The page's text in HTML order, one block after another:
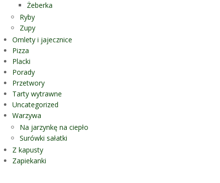
Żeberka
Ryby
Zupy
Omlety i jajecznice
Pizza
Placki
Porady
Przetwory
Tarty wytrawne
Uncategorized
Warzywa
Na jarzynkę na ciepło
Surówki sałatki
Z kapusty
Zapiekanki